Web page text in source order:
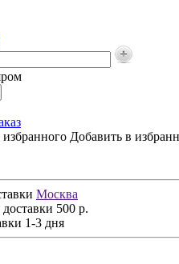
избранного Добавить в
Москва
500 р.
1-3 дня